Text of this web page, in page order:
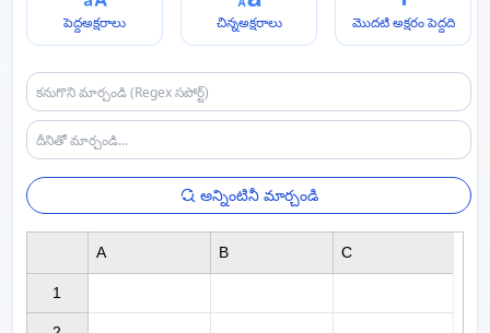
పెద్దఅక్షరాలు చిన్నఅక్షరాలు మొదటి అక్షరం పెద్దది
అన్నింటినీ మార్చండి
1
A B C